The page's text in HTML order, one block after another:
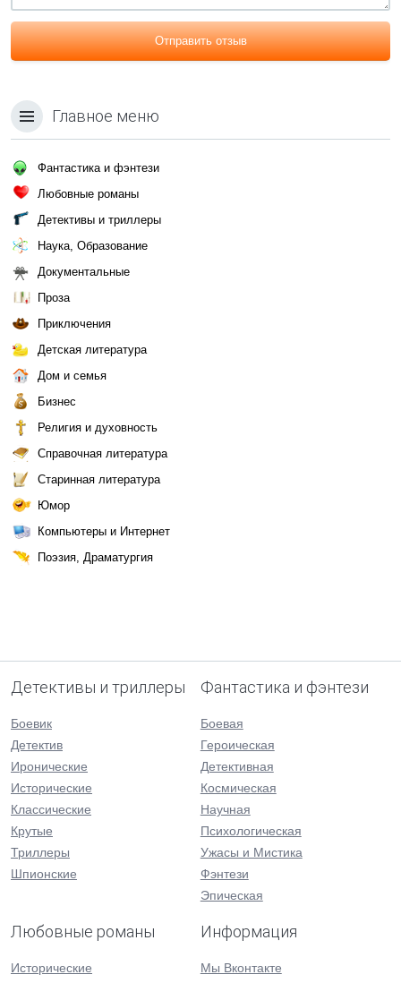
Отправить отзыв
Главное меню
Фантастика и фэнтези
Любовные романы
Детективы и триллеры
Наука, Образование
Документальные
Проза
Приключения
Детская литература
Дом и семья
Бизнес
Религия и духовность
Справочная литература
Старинная литература
Юмор
Компьютеры и Интернет
Поэзия, Драматургия
Детективы и триллеры
Боевик
Детектив
Иронические
Исторические
Классические
Крутые
Триллеры
Шпионские
Фантастика и фэнтези
Боевая
Героическая
Детективная
Космическая
Научная
Психологическая
Ужасы и Мистика
Фэнтези
Эпическая
Любовные романы
Исторические
Информация
Мы Вконтакте